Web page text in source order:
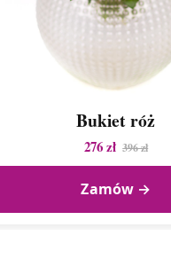
Bukiet róż
276 zł 396 zł
Zamów →